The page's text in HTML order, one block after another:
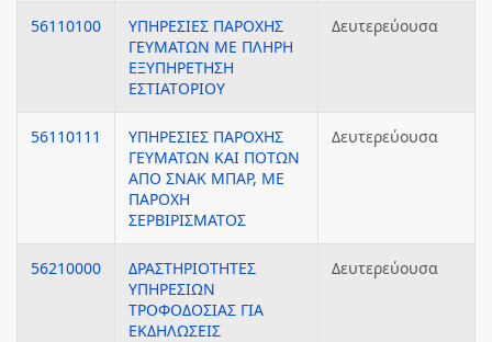
56110100
ΥΠΗΡΕΣΙΕΣ ΠΑΡΟΧΗΣ
ΓΕΥΜΑΤΩΝ ΜΕ ΠΛΗΡΗ
ΕΞΥΠΗΡΕΤΗΣΗ
ΕΣΤΙΑΤΟΡΙΟΥ
Δευτερεύουσα
56110111
ΥΠΗΡΕΣΙΕΣ ΠΑΡΟΧΗΣ
ΓΕΥΜΑΤΩΝ ΚΑΙ ΠΟΤΩΝ
ΑΠΟ ΣΝΑΚ ΜΠΑΡ, ΜΕ
ΠΑΡΟΧΗ
ΣΕΡΒΙΡΙΣΜΑΤΟΣ
Δευτερεύουσα
56210000
ΔΡΑΣΤΗΡΙΟΤΗΤΕΣ
ΥΠΗΡΕΣΙΩΝ
ΤΡΟΦΟΔΟΣΙΑΣ ΓΙΑ
ΕΚΔΗΛΩΣΕΙΣ
Δευτερεύουσα